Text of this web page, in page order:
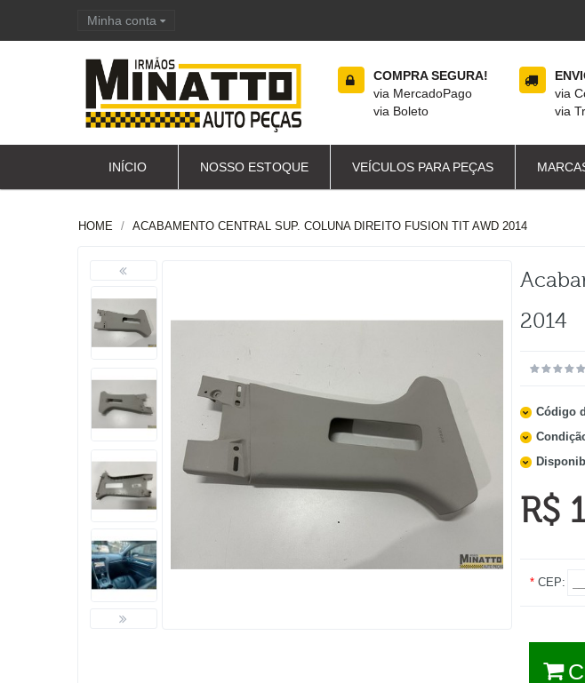
Minha conta
COMPRA SEGURA!
via MercadoPago
via Boleto
via
via
INÍCIO NOSSO ESTOQUE VEÍCULOS PARA PEÇAS
HOME ACABAMENTO CENTRAL SUP. COLUNA DIREITO FUSION TIT AWD 2014
2014
Código
R$
*CEP: